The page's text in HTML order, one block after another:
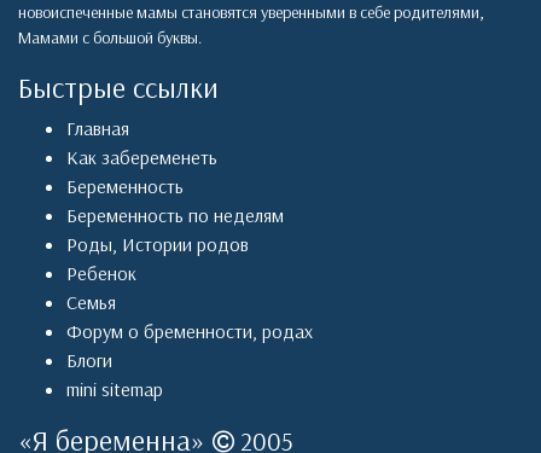
новоиспеченные мамы становятся уверенными в себе родителями,
Мамами с большой буквы.
Быстрые ссылки
Главная
Как забеременеть
Беременность
Беременность по неделям
Роды, Истории родов
Ребенок
Семья
Форум о бременности, родах
Блоги
mini sitemap
«Я беременна» 2005